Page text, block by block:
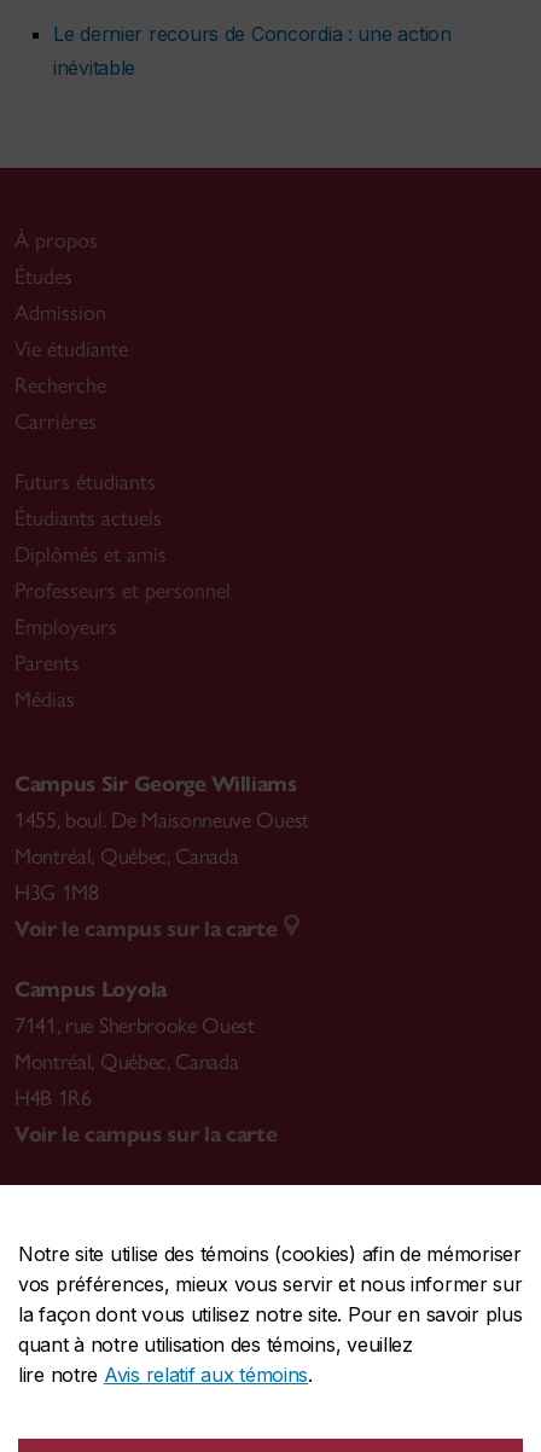
Notre site utilise des témoins (cookies) afin de mémoriser
vos préférences, mieux vous servir et nous informer sur
la façon dont vous utilisez notre site. Pour en savoir plus
quant à notre utilisation des témoins, veuillez
lire notre Avis relatif aux témoins.
Le dernier recours de Concordia : une action
inévitable
À propos
Études
Admission
Vie étudiante
Recherche
Carrières
Futurs étudiants
Étudiants actuels
Diplômés et amis
Professeurs et personnel
Employeurs
Parents
Médias
Campus Sir George Williams
1455, boul. De Maisonneuve Ouest
Montréal, Québec, Canada
H3G 1M8
Voir le campus sur la carte
Campus Loyola
7141, rue Sherbrooke Ouest
Montréal, Québec, Canada
H4B 1R6
Voir le campus sur la carte
CENTRALE514-848-2424
URGENCE514-848-3717
Protection et prévention | Accessibilité | Confidentialité
Conditions d'utilisation | Gérer les témoins